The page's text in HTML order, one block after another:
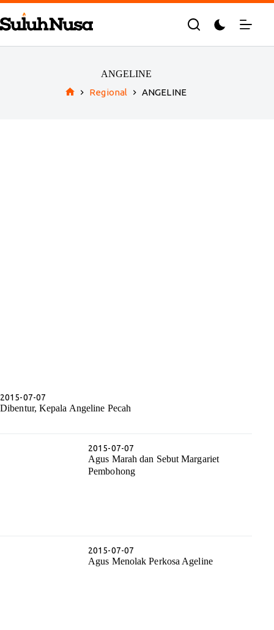
Skip
to
content
ANGELINE
Regional ANGELINE
2015-07-07
Dibentur, Kepala Angeline Pecah
2015-07-07
Agus Marah dan Sebut Margariet
Pembohong
2015-07-07
Agus Menolak Perkosa Ageline